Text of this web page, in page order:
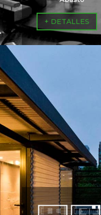
+ DETALLES